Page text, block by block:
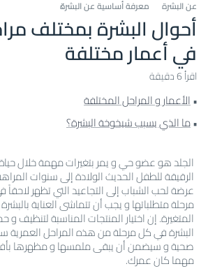
عن البشرة معرفة أساسية عن البشرة
أحوال البشرة بمختلف
في أعمار مختلفة
اقرأ 6 دقيقة
الأعمار و المراحل المختلفة
ما الذي يسبب شيخوخة البشرة؟
الجلد هو عضو حي و يمر بتغيرات مهمة خلال
الرقيقة للطفل الحديث الولادة إلى سنوات
عرضة لحب الشباب إلى التجاعيد التي تظهر
مرحلة متطلباتها و يجب أن تتماشى العناية
المتغيرة. إن اختيار المنتجات المناسبة لتنظيف
البشرة في كل مرحلة من هذه المراحل العمرية
صحية و سيضمن أن يبقى ملمسها و مظهرها
مهما كان عمرك.